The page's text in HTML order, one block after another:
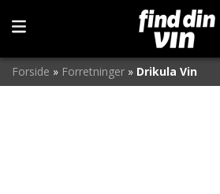
Forside » Forretninger » Drikula Vin